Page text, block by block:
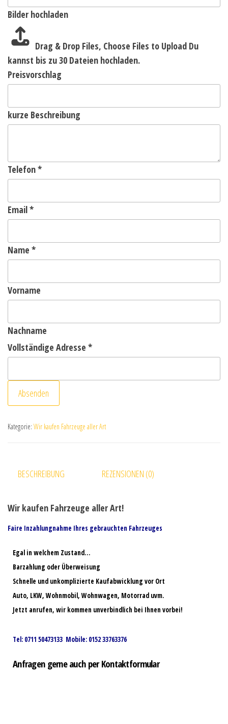
Bilder hochladen
Drag & Drop Files, Choose Files to Upload Du
kannst bis zu 30 Dateien hochladen.
Preisvorschlag
kurze Beschreibung
Telefon*
Email*
Name *
Vorname
Nachname
Vollständige Adresse *
Absenden
Kategorie: Wir kaufen Fahrzeuge aller Art
BESCHREIBUNG REZENSIONEN (0)
Wir kaufen Fahrzeuge aller Art!
Faire Inzahlungnahme Ihres gebrauchten Fahrzeuges
Egal in welchem Zustand…
Barzahlung oder Überweisung
Schnelle und unkomplizierte Kaufabwicklung vor Ort
Auto, LKW, Wohnmobil, Wohnwagen, Motorrad uvm.
Jetzt anrufen, wir kommen unverbindlich bei Ihnen vorbei!
Tel: 0711 50473133 Mobile: 0152 33763376
Anfragen gerne auch per Kontaktformular